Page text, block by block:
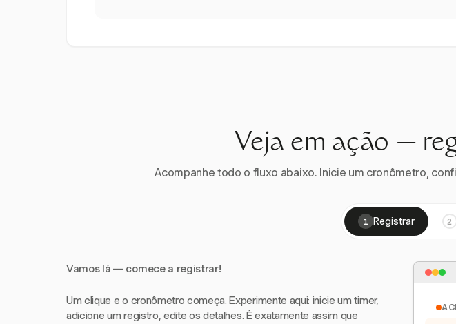
Veja em ação —
Acompanhe todo o fluxo abaixo. Inicie um cronômetro,
1 Registrar 2
Vamos lá — comece a registrar!
Um clique e o cronômetro começa. Experimente aqui: inicie um timer,
adicione um registro, edite os detalhes. É exatamente assim que